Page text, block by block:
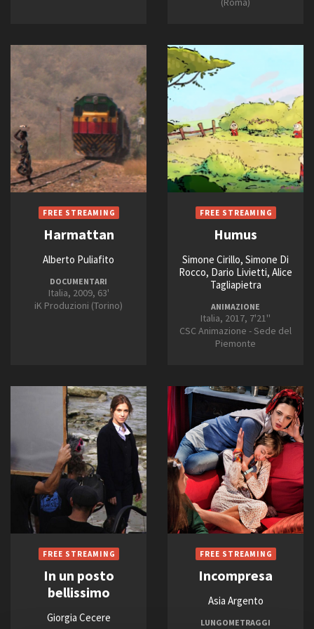
FILTRA RESET
Harmattan
Alberto Puliafito
DOCUMENTARI
Italia, 2009, 63'
iK Produzioni (Torino)
Humus
Simone Cirillo, Simone Di
Rocco, Dario Livietti, Alice
Tagliapietra
ANIMAZIONE
Italia, 2017, 7'21''
CSC Animazione - Sede del
Piemonte
In un posto
bellissimo
Giorgia Cecere
Incompresa
Asia Argento
LUNGOMETRAGGI